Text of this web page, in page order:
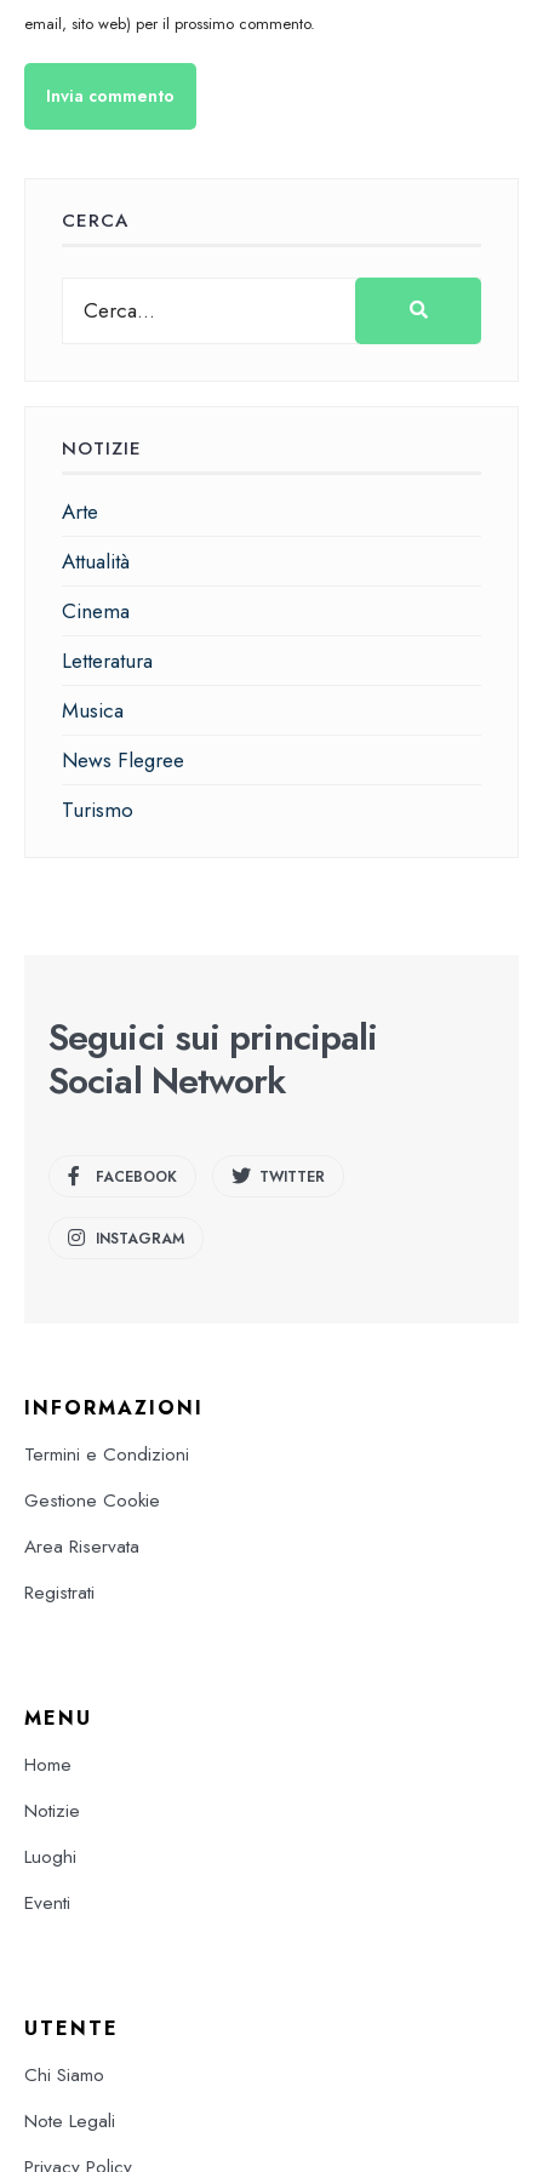
email, sito web) per il prossimo commento.
CERCA
NOTIZIE
Arte
Attualità
Cinema
Letteratura
Musica
News Flegree
Turismo
Seguici sui principali
Social Network
FACEBOOK TWITTER
INSTAGRAM
INFORMAZIONI
Termini e Condizioni
Gestione Cookie
Area Riservata
Registrati
MENU
Home
Notizie
Luoghi
Eventi
UTENTE
Chi Siamo
Note Legali